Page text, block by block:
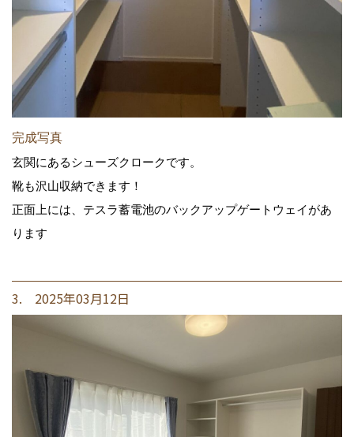
完成写真
玄関にあるシューズクロークです。
靴も沢山収納できます！
正面上には、テスラ蓄電池のバックアップゲートウェイがあ
ります
3. 2025年03月12日